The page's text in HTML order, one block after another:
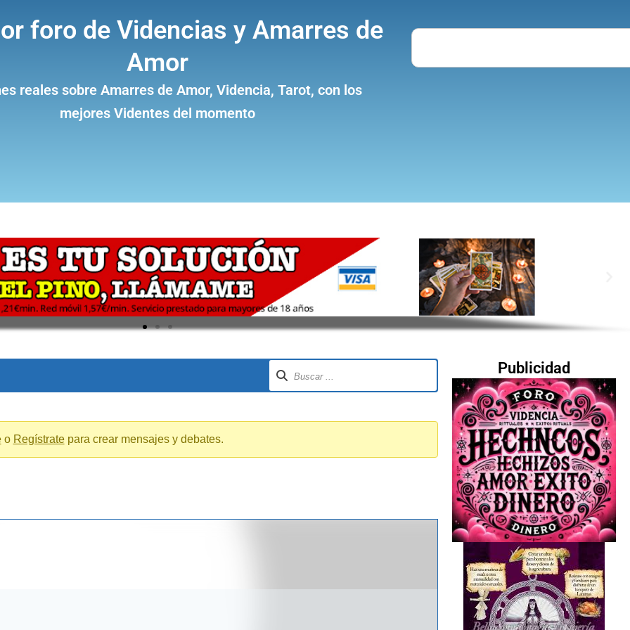
foro de Videncias y Amarres de
Amor
reales sobre Amarres de Amor, Videncia, Tarot, con los
mejores Videntes del momento
Search
o Regístratepara crear mensajes y debates.
Publicidad